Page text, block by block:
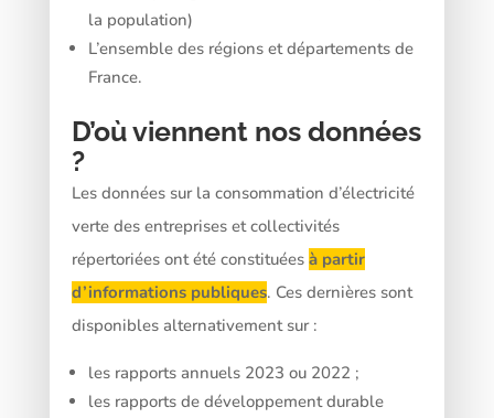
la population)
L’ensemble des régions et départements de
France.
D’où viennent nos données
?
Les données sur la consommation d’électricité
verte des entreprises et collectivités
répertoriées ont été constituées à partir
d’informations publiques. Ces dernières sont
disponibles alternativement sur :
les rapports annuels 2023 ou 2022 ;
les rapports de développement durable